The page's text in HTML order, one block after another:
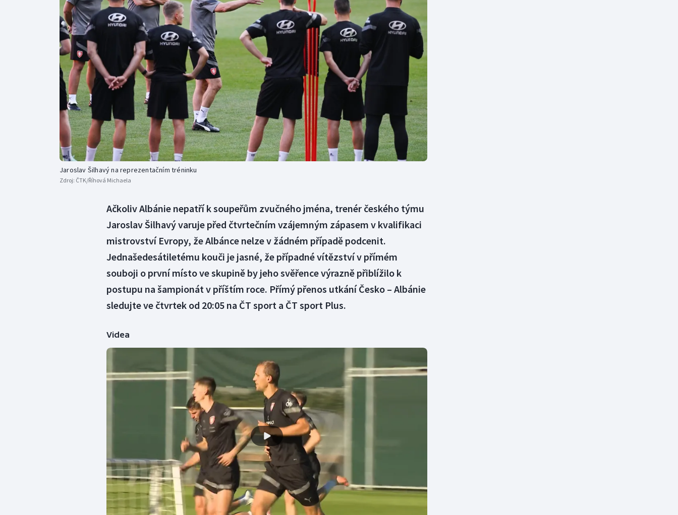
Curling
Dostihy
Gymnastika
Moderní pětiboj
Motorsport
Olympijské hry
Parasport
Plážový volejbal
Triatlon
Veslování
Vodní slalom
Jaroslav Šilhavý na reprezentačním tréninku
Zdroj: ČTK/Říhová Michaela
Ačkoliv Albánie nepatří k soupeřům zvučného jména, trenér českého týmu
Jaroslav Šilhavý varuje před čtvrtečním vzájemným zápasem v kvalifikaci
mistrovství Evropy, že Albánce nelze v žádném případě podcenit.
Jednašedesátiletému kouči je jasné, že případné vítězství v přímém
souboji o první místo ve skupině by jeho svěřence výrazně přiblížilo k
postupu na šampionát v příštím roce. Přímý přenos utkání Česko – Albánie
sledujte ve čtvrtek od 20:05 na ČT sport a ČT sport Plus.
Videa